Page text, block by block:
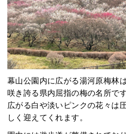
幕山公園内に広がる湯河原梅林
咲き誇る県内屈指の梅の名所で
広がる白や淡いピンクの花々は
しく迎えてくれます。